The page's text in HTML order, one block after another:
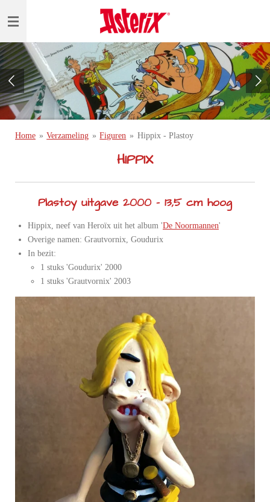
direct
de
hoofdinhoud
Home » Verzameling » Figuren » Hippix - Plastoy
HIPPIX
Plastoy uitgave 2000 - 13,5 cm hoog
Hippix, neef van Heroïx uit het album 'De Noormannen'
Overige namen: Grautvornix, Goudurix
In bezit:
1 stuks 'Goudurix' 2000
1 stuks 'Grautvornix' 2003